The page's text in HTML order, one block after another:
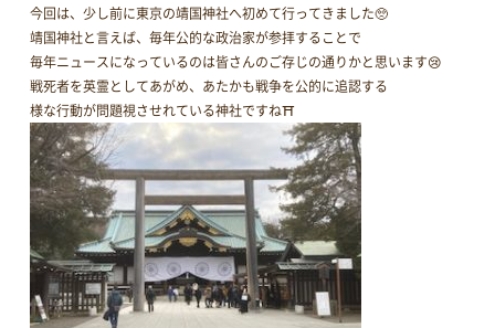
今回は、少し前に東京の靖国神社へ初めて行ってきました🥺
靖国神社と言えば、毎年公的な政治家が参拝することで
毎年ニュースになっているのは皆さんのご存じの通りかと思います😢
戦死者を英霊としてあがめ、あたかも戦争を公的に追認する
様な行動が問題視させれている神社ですね⛩